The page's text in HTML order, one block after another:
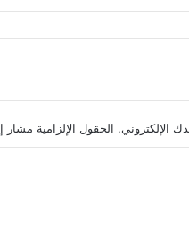
الإلكتروني. الحقول الإلزامية مشار